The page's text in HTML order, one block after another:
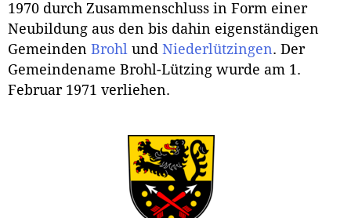
1970 durch Zusammenschluss in Form einer
Neubildung aus den bis dahin eigenständigen
Gemeinden Brohl und Niederlützingen. Der
Gemeindename Brohl-Lützing wurde am 1.
Februar 1971 verliehen.